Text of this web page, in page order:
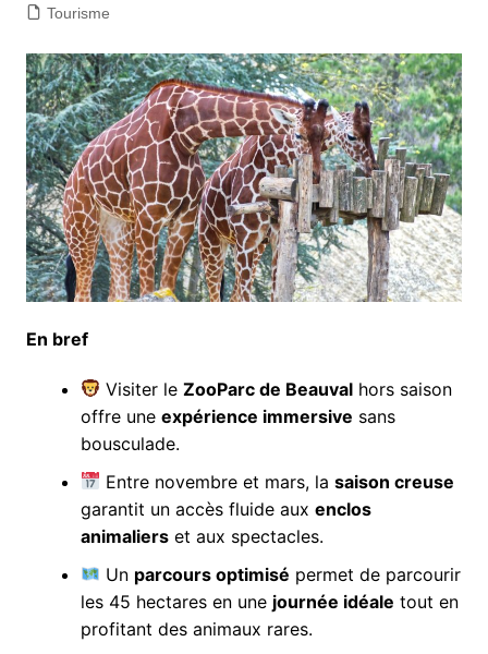
Tourisme
En bref
Visiter leZooParc de Beauval hors saison
offre une expérience immersive sans
bousculade.
Entre novembre et mars, lasaison creuse
garantit un accès fluide aux enclos
animalierset aux spectacles.
Un parcours optimisé permet de parcourir
les 45 hectares en une journée idéale tout en
profitant des animaux rares.